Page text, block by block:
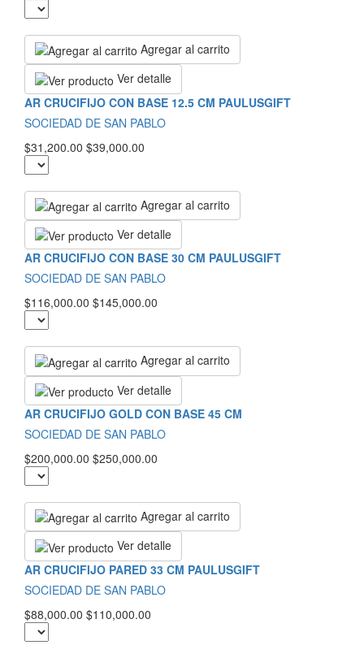
Agregar al carrito
Ver detalle
AR CRUCIFIJO CON BASE 12.5 CM PAULUSGIFT
SOCIEDAD DE SAN PABLO
$31,200.00 $39,000.00
Agregar al carrito
Ver detalle
AR CRUCIFIJO CON BASE 30 CM PAULUSGIFT
SOCIEDAD DE SAN PABLO
$116,000.00 $145,000.00
Agregar al carrito
Ver detalle
AR CRUCIFIJO GOLD CON BASE 45 CM
SOCIEDAD DE SAN PABLO
$200,000.00 $250,000.00
Agregar al carrito
Ver detalle
AR CRUCIFIJO PARED 33 CM PAULUSGIFT
SOCIEDAD DE SAN PABLO
$88,000.00 $110,000.00